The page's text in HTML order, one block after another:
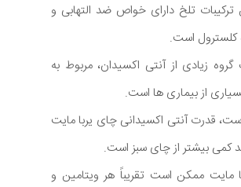
ترکیبات تلخ دارای خواص ضد التهابی و
است.
زیادی از آنتی اکسیدان، مربوط به
از بیماری ها است.
قدرت آنتی اکسیدانی چای یربا مایت
کمی بیشتر از چای سبز است.
مایت ممکن است تقریباً هر ویتامین و